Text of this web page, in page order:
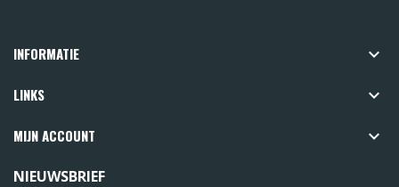
INFORMATIE 
LINKS 
MIJN ACCOUNT 
NIEUWSBRIEF